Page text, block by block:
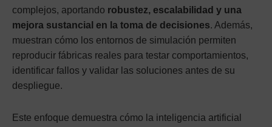
complejos, aportando robustez, escalabilidad y una
mejora sustancial en la toma de decisiones. Además,
muestran cómo los entornos de simulación permiten
reproducir fábricas reales para testar comportamientos,
identificar fallos y validar las soluciones antes de su
despliegue.
Este enfoque demuestra cómo la inteligencia artificial